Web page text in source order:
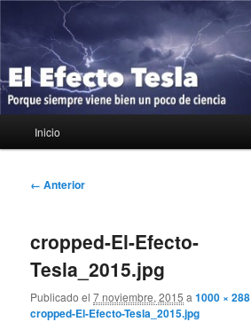
contenido
principalEl Efecto Tesla
Porque siempre viene bien un poco de ciencia
principal
Inicio
Navegador
← Anterior
cropped-El-Efecto-
Tesla_2015.jpg
Publicado el 7 noviembre, 2015 a1000 × 288
cropped-El-Efecto-Tesla_2015.jpg